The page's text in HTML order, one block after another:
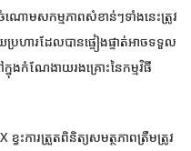
មសកម្មភាពសំខាន់ៗទាំងនេះត្រូវ
ប្រហារដែលបានផ្ទៀងផ្ទាត់អាចទទួល
ងកំណែងាយរងគ្រោះនៃកម្មវិធី
វះការត្រួតពិនិត្យសមត្ថភាពត្រឹមត្រូវ